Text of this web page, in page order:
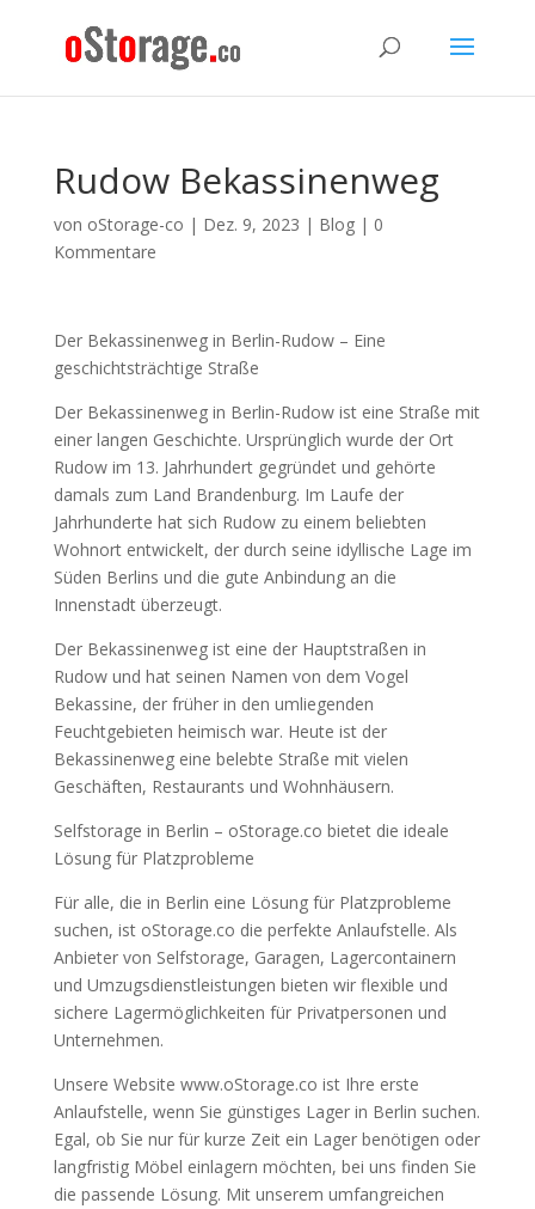
Rudow Bekassinenweg
von oStorage-co | Dez. 9, 2023 | Blog| 0
Kommentare
Der Bekassinenweg in Berlin-Rudow – Eine
geschichtsträchtige Straße
Der Bekassinenweg in Berlin-Rudow ist eine Straße mit
einer langen Geschichte. Ursprünglich wurde der Ort
Rudow im 13. Jahrhundert gegründet und gehörte
damals zum Land Brandenburg. Im Laufe der
Jahrhunderte hat sich Rudow zu einem beliebten
Wohnort entwickelt, der durch seine idyllische Lage im
Süden Berlins und die gute Anbindung an die
Innenstadt überzeugt.
Der Bekassinenweg ist eine der Hauptstraßen in
Rudow und hat seinen Namen von dem Vogel
Bekassine, der früher in den umliegenden
Feuchtgebieten heimisch war. Heute ist der
Bekassinenweg eine belebte Straße mit vielen
Geschäften, Restaurants und Wohnhäusern.
Selfstorage in Berlin – oStorage.co bietet die ideale
Lösung für Platzprobleme
Für alle, die in Berlin eine Lösung für Platzprobleme
suchen, ist oStorage.co die perfekte Anlaufstelle. Als
Anbieter von Selfstorage, Garagen, Lagercontainern
und Umzugsdienstleistungen bieten wir flexible und
sichere Lagermöglichkeiten für Privatpersonen und
Unternehmen.
Unsere Website www.oStorage.co ist Ihre erste
Anlaufstelle, wenn Sie günstiges Lager in Berlin suchen.
Egal, ob Sie nur für kurze Zeit ein Lager benötigen oder
langfristig Möbel einlagern möchten, bei uns finden Sie
die passende Lösung. Mit unserem umfangreichen